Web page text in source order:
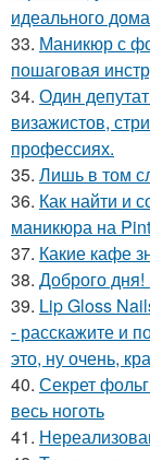
идеального
33. Маникюр с
пошаговая
34. Один
визажистов,
профессиях.
35. Лишь в том
36. Как найти и
маникюра на
37. Какие кафе
38. Доброго дня!
39. Lip Gloss
- расскажите и
это, ну очень,
40. Секрет
весь ноготь
41.